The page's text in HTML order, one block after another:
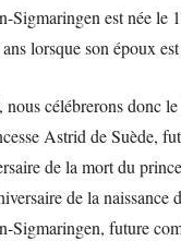
Sigmaringen est née le
lorsque son époux
célébrerons donc
Astrid de Suède,
de la mort du
de la naissance
Sigmaringen, future